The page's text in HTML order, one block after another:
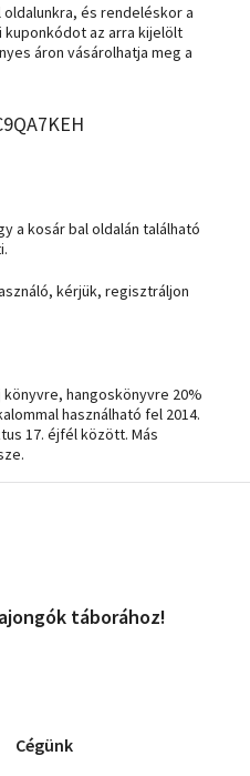
és rendeléskor a
kuponkódot az arra kijelölt
áron vásárolhatja meg a
a kosár bal oldalán található
kérjük, regisztráljon
hangoskönyvre 20%
használható fel 2014.
17. éjfél között. Más
táborához!
Cégünk